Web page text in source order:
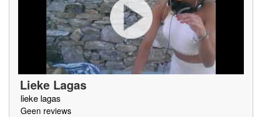
Lieke Lagas
lieke lagas
Geen reviews